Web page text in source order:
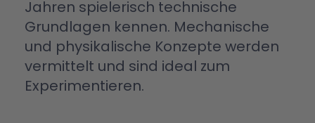
Jahren spielerisch technische
Grundlagen kennen. Mechanische
und physikalische Konzepte werden
vermittelt und sind ideal zum
Experimentieren.